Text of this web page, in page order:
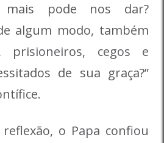
mais pode nos dar?
algum modo, também
prisioneiros, cegos e
de sua graça?”
o Papa confiou